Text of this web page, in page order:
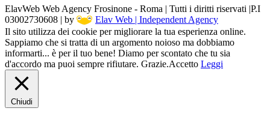
ElavWeb Web Agency Frosinone - Roma | Tutti i diritti riservati |P.I
03002730608 | by
Elav Web | Independent Agency
Il sito utilizza dei cookie per migliorare la tua esperienza online.
Sappiamo che si tratta di un argomento noioso ma dobbiamo
informarti... è per il tuo bene! Diamo per scontato che tu sia
d'accordo ma puoi sempre rifiutare. Grazie.Accetto Leggi
Chiudi